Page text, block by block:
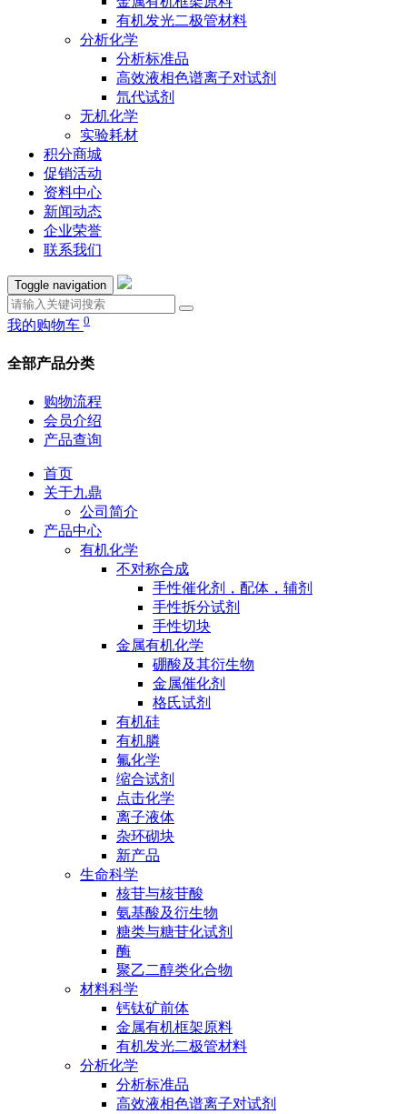
有机发光二极管材料
分析化学
分析标准品
高效液相色谱离子对试剂
氘代试剂
无机化学
实验耗材
积分商城
促销活动
资料中心
新闻动态
企业荣誉
联系我们
Toggle navigation
我的购物车 0
全部产品分类
购物流程
会员介绍
产品查询
首页
关于九鼎
公司简介
产品中心
有机化学
不对称合成
手性催化剂，配体，辅剂
手性拆分试剂
手性切块
金属有机化学
硼酸及其衍生物
金属催化剂
格氏试剂
有机硅
有机膦
氟化学
缩合试剂
点击化学
离子液体
杂环砌块
新产品
生命科学
核苷与核苷酸
氨基酸及衍生物
糖类与糖苷化试剂
酶
聚乙二醇类化合物
材料科学
钙钛矿前体
金属有机框架原料
有机发光二极管材料
分析化学
分析标准品
高效液相色谱离子对试剂